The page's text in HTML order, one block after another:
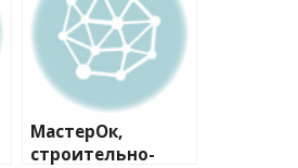
МастерОк,
строительно-